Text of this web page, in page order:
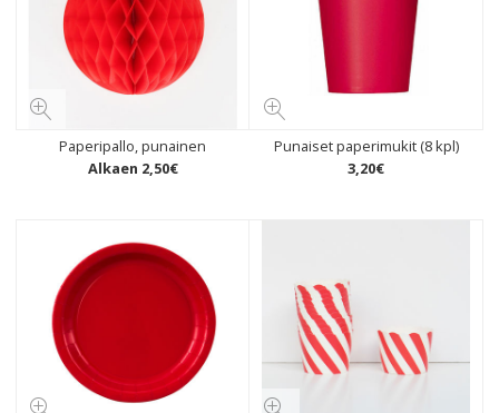
Paperipallo, punainen
Alkaen 2,50€
Punaiset paperimukit (8 kpl)
3,20€